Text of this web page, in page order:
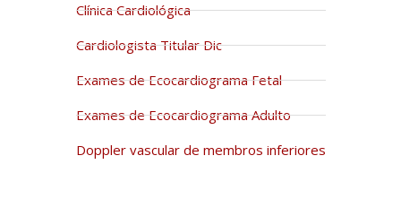
Clínica Cardiológica
Cardiologista Titular Dic
Exames de Ecocardiograma Fetal
Exames de Ecocardiograma Adulto
Doppler vascular de membros inferiores